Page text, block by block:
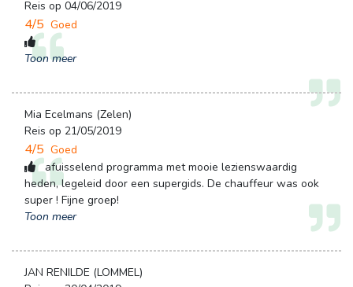
Reis op 04/06/2019
4/5 Goed
Toon meer
Mia Ecelmans (Zelen)
Reis op 21/05/2019
4/5 Goed
afuisselend programma met mooie lezienswaardig
heden, legeleid door een supergids. De chauffeur was ook
super ! Fijne groep!
Toon meer
JAN RENILDE (LOMMEL)